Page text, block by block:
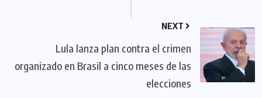
NEXT
Lula lanza plan contra el crimen
organizado en Brasil a cinco meses de las
elecciones